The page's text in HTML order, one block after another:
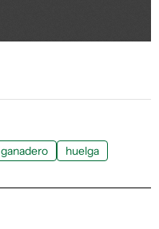
ganadero huelga